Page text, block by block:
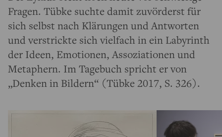
Fragen. Tübke suchte damit zuvörderst für
sich selbst nach Klärungen und Antworten
und verstrickte sich vielfach in ein Labyrinth
der Ideen, Emotionen, Assoziationen und
Metaphern. Im Tagebuch spricht er von
„Denken in Bildern“ (Tübke 2017, S. 326).